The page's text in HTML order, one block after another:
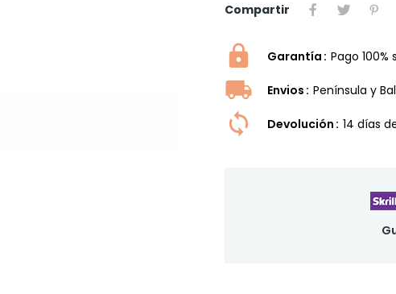
Compartir
Garantía Pago 100%
Envios Península y
Devolución 14 dí­as